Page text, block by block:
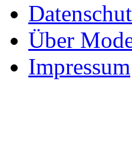
Über
Impressum